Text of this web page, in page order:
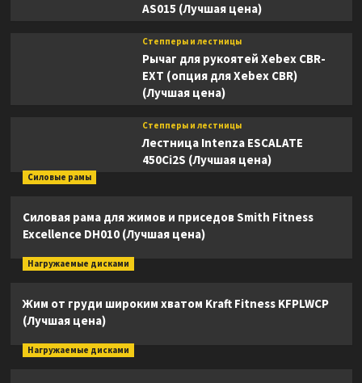
AS015 (Лучшая цена)
Степперы и лестницы
Рычаг для рукоятей Xebex CBR-
EXT (опция для Xebex CBR)
(Лучшая цена)
Степперы и лестницы
Лестница Intenza ESCALATE
450Ci2S (Лучшая цена)
Силовые рамы
Силовая рама для жимов и приседов Smith Fitness
Excellence DH010 (Лучшая цена)
Нагружаемые дисками
Жим от груди широким хватом Kraft Fitness KFPLWCP
(Лучшая цена)
Нагружаемые дисками